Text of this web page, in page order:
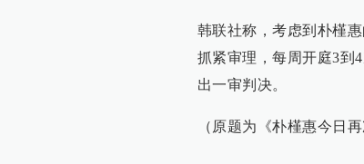
韩联社称，考虑到朴槿
抓紧审理，每周开庭3到
出一审判决。
（原题为《朴槿惠今日